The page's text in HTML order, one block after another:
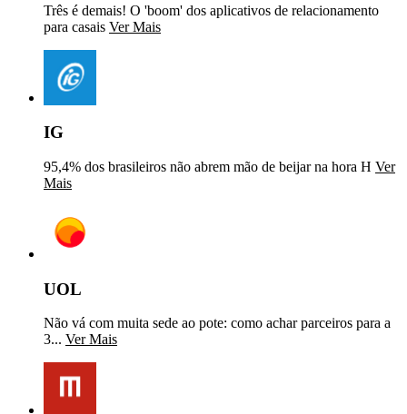
Três é demais! O 'boom' dos aplicativos de relacionamento
para casais Ver Mais
IG
95,4% dos brasileiros não abrem mão de beijar na hora H Ver
Mais
UOL
Não vá com muita sede ao pote: como achar parceiros para a
3... Ver Mais